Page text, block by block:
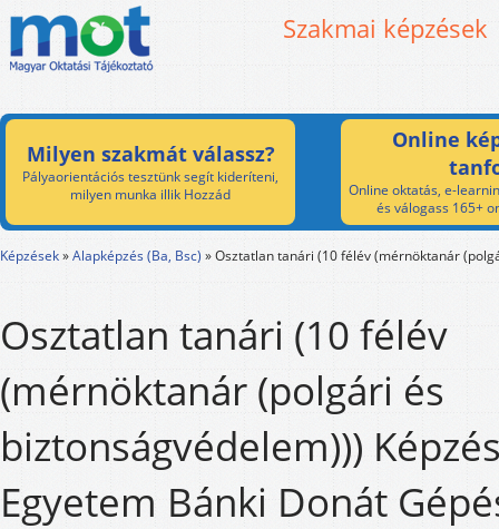
Szakmai képzések
Milyen szakmát válassz?
Pályaorientációs tesztünk segít kideríteni,
milyen munka illik Hozzád
Online
Online oktatás, e-
és válogass 165+
Képzések»Alapképzés (Ba, Bsc) »Osztatlan tanári (10 félév (mérnöktanár
Osztatlan tanári (10 félév
(mérnöktanár (polgári és
biztonságvédelem)))
Egyetem Bánki Donát